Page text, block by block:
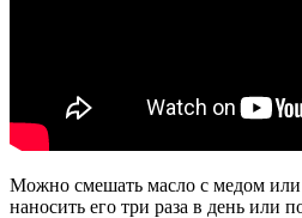
Можно смешать масло с медом
наносить его три раза в день или